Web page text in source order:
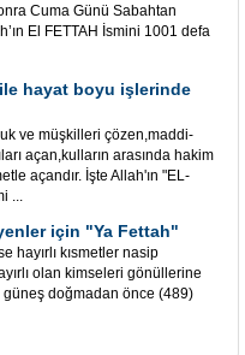
Cuma Günü Sabahtan
El FETTAH İsmini 1001 defa
hayat boyu işlerinde
ve müşkilleri çözen,maddi-
açan,kulların arasında hakim
açandır. İşte Allah'ın "EL-
...
için "Ya Fettah"
kısmetler nasip
olan kimseleri gönüllerine
güneş doğmadan önce (489)